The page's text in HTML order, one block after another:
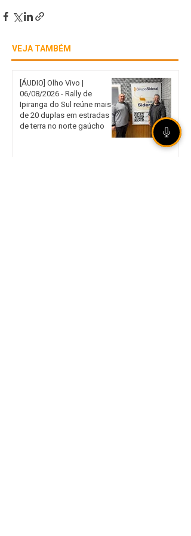
VEJA TAMBÉM
[ÁUDIO] Olho Vivo |
06/08/2026 - Rally de
Ipiranga do Sul reúne mais
de 20 duplas em estradas
de terra no norte gaúcho